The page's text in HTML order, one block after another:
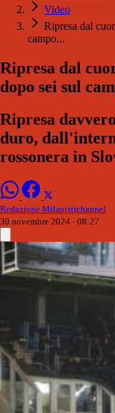
Video
Ripresa dal
campo...
Ripresa dal
dopo sei sul
Ripresa
duro,
rossonera in
Redazione Milanistichannel
30 novembre 2024 - 08:27